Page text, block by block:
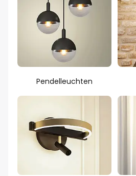
Pendelleuchten